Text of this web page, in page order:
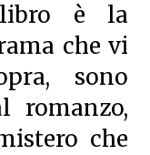
libro è la
che vi
sono
romanzo,
che